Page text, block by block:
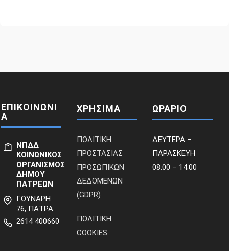
ΕΠΙΚΟΙΝΩΝΙ
Α
ΝΠΔΔ
ΚΟΙΝΩΝΙΚΟΣ
ΟΡΓΑΝΙΣΜΟΣ
ΔΗΜΟΥ
ΠΑΤΡΕΩΝ
ΓΟΥΝΑΡΗ
76, ΠΑΤΡΑ
2614 400660
ΧΡΗΣΙΜΑ
ΠΟΛΙΤΙΚΗ
ΠΡΟΣΤΑΣΙΑΣ
ΠΡΟΣΩΠΙΚΩΝ
ΔΕΔΟΜΕΝΩΝ
(GDPR)
ΠΟΛΙΤΙΚΗ
COOKIES
ΩΡΑΡΙΟ
ΔΕΥΤΕΡΑ –
ΠΑΡΑΣΚΕΥΗ
08:00 – 14:00